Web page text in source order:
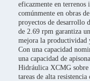
eficazmente en terrenos
comúnmente en obras
proyectos de desarrollo
de 2.69 rpm garantiza
mejora la productividad
Con una capacidad
una capacidad de
Hidráulica XCMG sobre
tareas de alta